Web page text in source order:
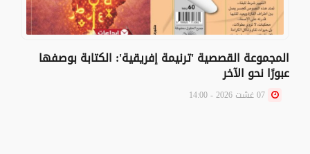
المجموعة القصصية 'ترنيمة إفريقية': الكتابة بوصفها
عبورًا نحو الآخر